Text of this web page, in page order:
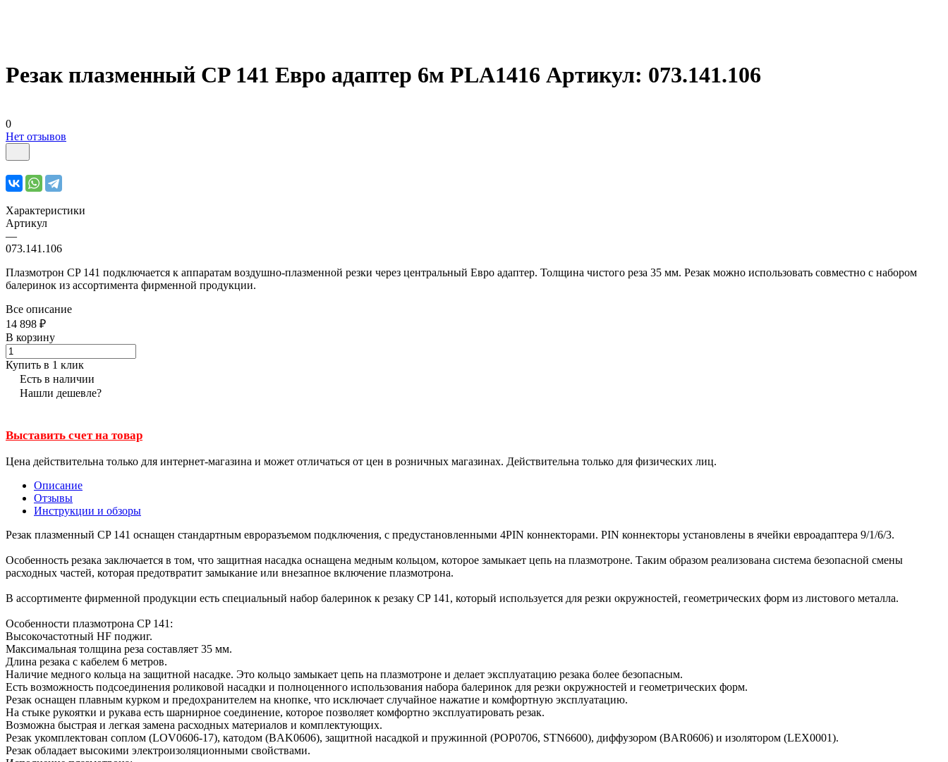
Резак плазменный CP 141 Евро адаптер 6м PLA1416 Артикул: 073.141.106
0
Нет отзывов
Характеристики
Артикул
—
073.141.106
Плазмотрон CP 141 подключается к аппаратам воздушно-плазменной резки через центральный Евро адаптер. Толщина чистого реза 35 мм. Резак можно использовать совместно с набором
балеринок из ассортимента фирменной продукции.
Все описание
14 898 ₽
В корзину
Купить в 1 клик
Есть в наличии
Нашли дешевле?
Выставить счет на товар
Цена действительна только для интернет-магазина и может отличаться от цен в розничных магазинах. Действительна только для физических лиц.
Описание
Отзывы
Инструкции и обзоры
Резак плазменный CP 141 оснащен стандартным евроразъемом подключения, с предустановленными 4PIN коннекторами. PIN коннекторы установлены в ячейки евроадаптера 9/1/6/3.
Особенность резака заключается в том, что защитная насадка оснащена медным кольцом, которое замыкает цепь на плазмотроне. Таким образом реализована система безопасной смены
расходных частей, которая предотвратит замыкание или внезапное включение плазмотрона.
В ассортименте фирменной продукции есть специальный набор балеринок к резаку CP 141, который используется для резки окружностей, геометрических форм из листового металла.
Особенности плазмотрона CP 141:
Высокочастотный HF поджиг.
Максимальная толщина реза составляет 35 мм.
Длина резака с кабелем 6 метров.
Наличие медного кольца на защитной насадке. Это кольцо замыкает цепь на плазмотроне и делает эксплуатацию резака более безопасным.
Есть возможность подсоединения роликовой насадки и полноценного использования набора балеринок для резки окружностей и геометрических форм.
Резак оснащен плавным курком и предохранителем на кнопке, что исключает случайное нажатие и комфортную эксплуатацию.
На стыке рукоятки и рукава есть шарнирное соединение, которое позволяет комфортно эксплуатировать резак.
Возможна быстрая и легкая замена расходных материалов и комплектующих.
Резак укомплектован соплом (LOV0606-17), катодом (BAK0606), защитной насадкой и пружинной (POP0706, STN6600), диффузором (BAR0606) и изолятором (LEX0001).
Резак обладает высокими электроизоляционными свойствами.